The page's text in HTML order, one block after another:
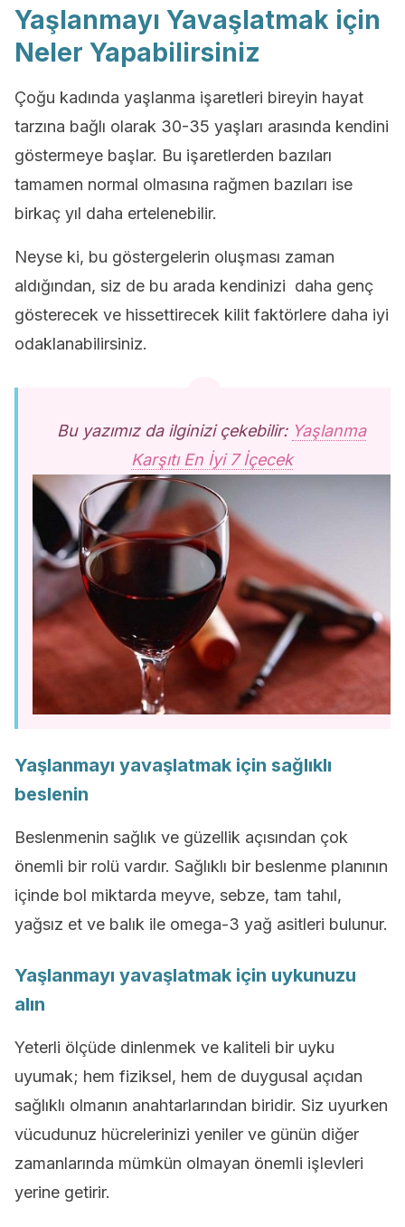
Yaşlanmayı Yavaşlatmak için
Neler Yapabilirsiniz
Çoğu kadında yaşlanma işaretleri bireyin hayat
tarzına bağlı olarak 30-35 yaşları arasında kendini
göstermeye başlar. Bu işaretlerden bazıları
tamamen normal olmasına rağmen bazıları ise
birkaç yıl daha ertelenebilir.
Neyse ki, bu göstergelerin oluşması zaman
aldığından, siz de bu arada kendinizi daha genç
gösterecek ve hissettirecek kilit faktörlere daha iyi
odaklanabilirsiniz.
Bu yazımız da ilginizi çekebilir: Yaşlanma
Karşıtı En İyi 7 İçecek
Yaşlanmayı yavaşlatmak için sağlıklı
beslenin
Beslenmenin sağlık ve güzellik açısından çok
önemli bir rolü vardır. Sağlıklı bir beslenme planının
içinde bol miktarda meyve, sebze, tam tahıl,
yağsız et ve balık ile omega-3 yağ asitleri bulunur.
Yaşlanmayı yavaşlatmak için uykunuzu
alın
Yeterli ölçüde dinlenmek ve kaliteli bir uyku
uyumak; hem fiziksel, hem de duygusal açıdan
sağlıklı olmanın anahtarlarından biridir. Siz uyurken
vücudunuz hücrelerinizi yeniler ve günün diğer
zamanlarında mümkün olmayan önemli işlevleri
yerine getirir.